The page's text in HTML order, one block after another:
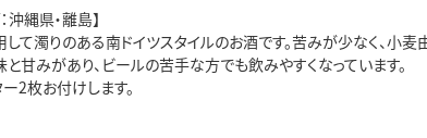
沖縄県・離島】
て濁りのある南ドイツスタイルのお酒です。苦みが少なく、小
甘みがあり、ビールの苦手な方でも飲みやすくなっています。
2枚お付けします。